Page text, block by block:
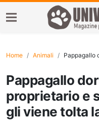
Home Animali Pappagallo dorme nel
Pappagallo
proprietario e
gli viene tolta